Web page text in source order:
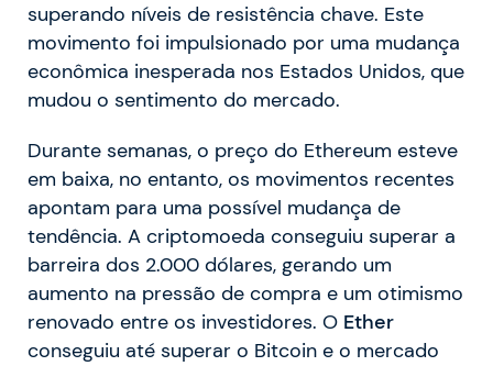
superando níveis de resistência chave. Este
movimento foi impulsionado por uma mudança
econômica inesperada nos Estados Unidos, que
mudou o sentimento do mercado.
Durante semanas, o preço do Ethereum esteve
em baixa, no entanto, os movimentos recentes
apontam para uma possível mudança de
tendência. A criptomoeda conseguiu superar a
barreira dos 2.000 dólares, gerando um
aumento na pressão de compra e um otimismo
renovado entre os investidores. O Ether
conseguiu até superar o Bitcoin e o mercado